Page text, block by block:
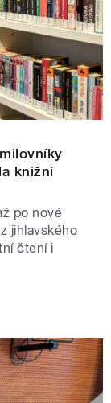
knižní
po nové
jihlavského
čtení i